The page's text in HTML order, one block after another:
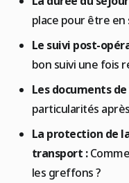
place pour être en
Le suivi post-
bon suivi une fois
Les documents
particularités
La protection de
transport :
les greffons ?